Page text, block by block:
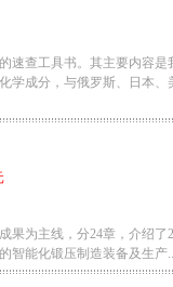
速查工具书。其主要内容是
学成分，与俄罗斯、日本、
果为主线，分24章，介绍了
智能化锻压制造装备及生产